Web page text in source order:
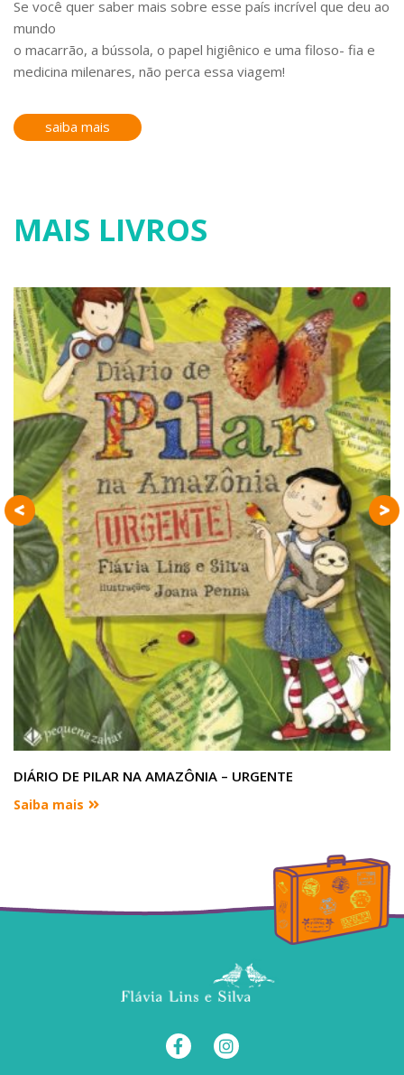
Se você quer saber mais sobre esse país incrível que deu ao
mundo
o macarrão, a bússola, o papel higiênico e uma filoso- fia e
medicina milenares, não perca essa viagem!
saiba mais
MAIS LIVROS
DIÁRIO DE PILAR NA AMAZÔNIA – URGENTE
Saiba mais